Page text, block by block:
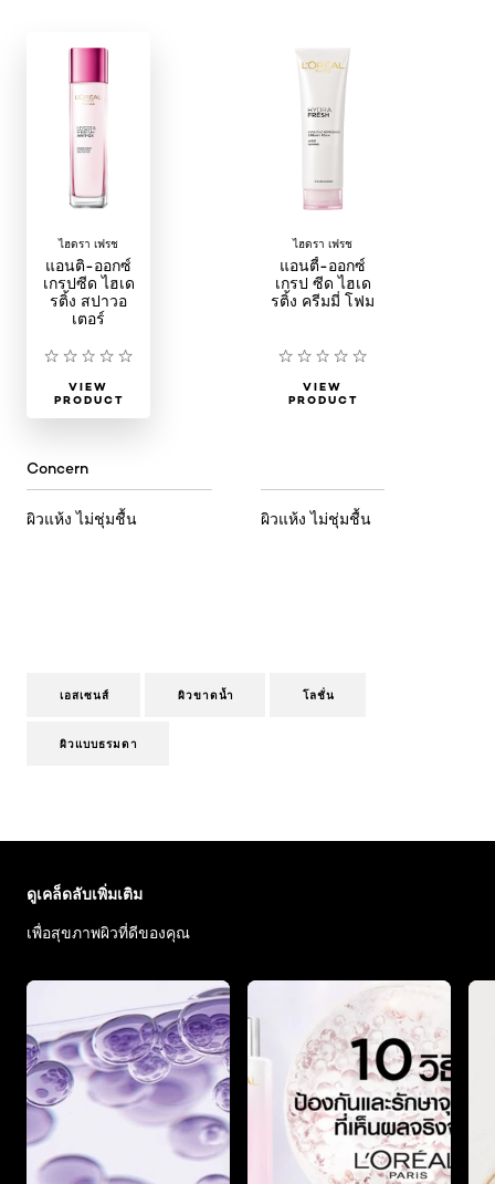
ไฮดรา เฟรช
แอนติ-ออกซ์
เกรปซีด ไฮเด
รติ้ง สปาวอ
เตอร์
VIEW
PRODUCT
Concern
ผิวแห้ง ไม่ชุ่มชื้น
ไฮดรา เฟรช
แอนตี้-ออกซ์
เกรป ซีด ไฮเด
รติ้ง ครีมมี่ โฟม
VIEW
PRODUCT
ผิวแห้ง ไม่ชุ่มชื้น
เอสเซนส์ ผิวขาดน้ำ โลชั่น
ผิวแบบธรมดา
ดูเคล็ดลับเพิ่มเติม
เพื่อสุขภาพผิวที่ดีของคุณ